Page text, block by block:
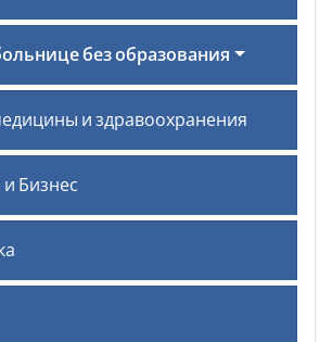
без образования
и здравоохранения
Бизнес